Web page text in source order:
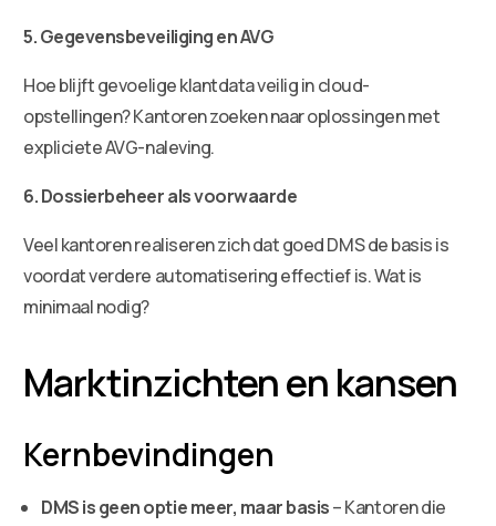
5. Gegevensbeveiliging en AVG
Hoe blijft gevoelige klantdata veilig in cloud-
opstellingen? Kantoren zoeken naar oplossingen met
expliciete AVG-naleving.
6. Dossierbeheer als voorwaarde
Veel kantoren realiseren zich dat goed DMS de basis is
voordat verdere automatisering effectief is. Wat is
minimaal nodig?
Marktinzichten en kansen
Kernbevindingen
DMS is geen optie meer, maar basis– Kantoren die